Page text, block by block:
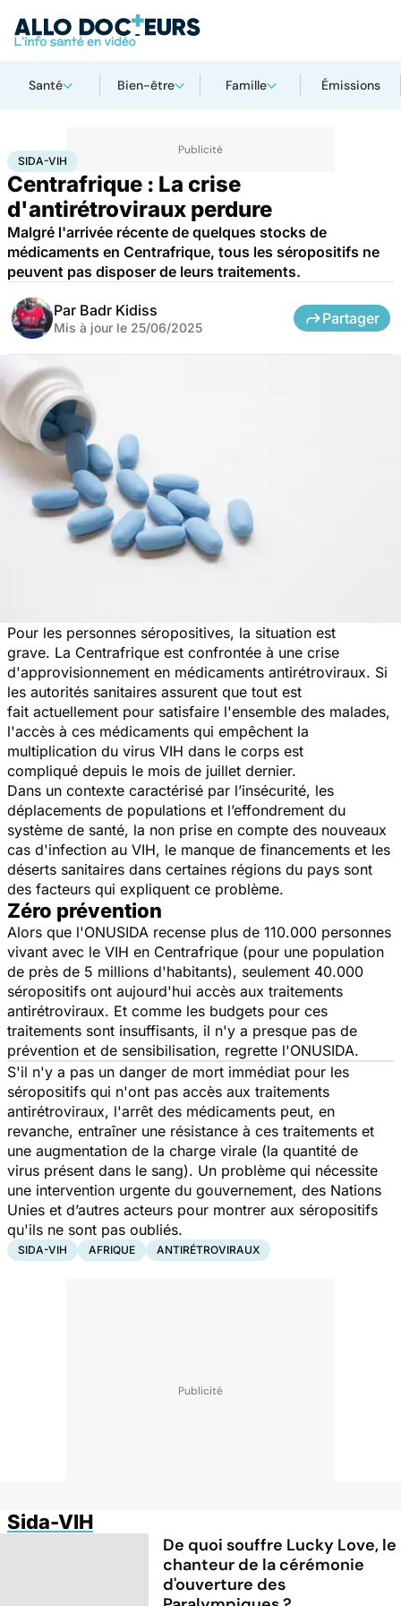
Santé Bien-être Famille Émissions
AccueilSanté Sida-VIH
SIDA-VIH
Centrafrique : La crise
d'antirétroviraux perdure
Malgré l'arrivée récente de quelques stocks de
médicaments en Centrafrique, tous les séropositifs ne
peuvent pas disposer de leurs traitements.
Par Badr Kidiss
Mis à jour le 25/06/2025
Partager
Pour les personnes séropositives, la situation est
grave. La Centrafrique est confrontée à une crise
d'approvisionnement en médicaments antirétroviraux. Si
les autorités sanitaires assurent que tout est
fait actuellement pour satisfaire l'ensemble des malades,
l'accès à ces médicaments qui empêchent la
multiplication du virus VIH dans le corps est
compliqué depuis le mois de juillet dernier.
Dans un contexte caractérisé par l’insécurité, les
déplacements de populations et l’effondrement du
système de santé, la non prise en compte des nouveaux
cas d'infection au VIH, le manque de financements et les
déserts sanitaires dans certaines régions du pays sont
des facteurs qui expliquent ce problème.
Zéro prévention
Alors que l'ONUSIDA recense plus de 110.000 personnes
vivant avec le VIH en Centrafrique (pour une population
de près de 5 millions d'habitants), seulement 40.000
séropositifs ont aujourd'hui accès aux traitements
antirétroviraux. Et comme les budgets pour ces
traitements sont insuffisants, il n'y a presque pas de
prévention et de sensibilisation, regrette l'ONUSIDA.
S'il n'y a pas un danger de mort immédiat pour les
séropositifs qui n'ont pas accès aux traitements
antirétroviraux, l'arrêt des médicaments peut, en
revanche, entraîner une résistance à ces traitements et
une augmentation de la charge virale (la quantité de
virus présent dans le sang). Un problème qui nécessite
une intervention urgente du gouvernement, des Nations
Unies et d’autres acteurs pour montrer aux séropositifs
qu'ils ne sont pas oubliés.
SIDA-VIH AFRIQUE ANTIRÉTROVIRAUX
Sida-VIH
De quoi souffre Lucky Love, le
chanteur de la cérémonie
d'ouverture des